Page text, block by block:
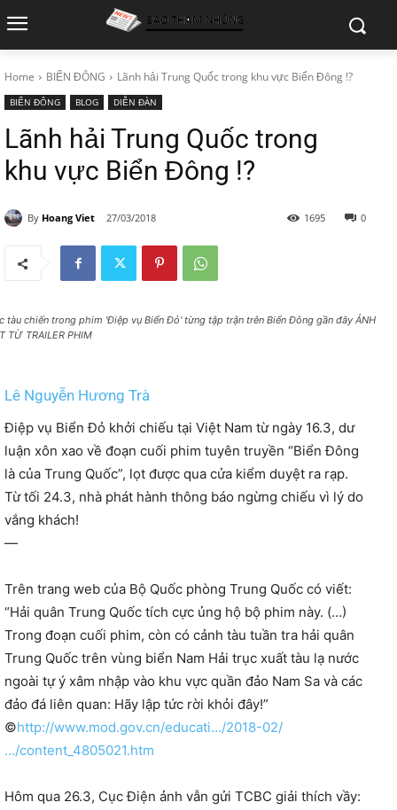
Home BIỂN ĐÔNG Lãnh hải Trung Quốc trong khu vực Biển Đông !?
BIỂN ĐÔNG BLOG DIỄN ĐÀN
Lãnh hải Trung Quốc trong
khu vực Biển Đông !?
By Hoang Viet 27/03/2018 0
1695
tàu chiến trong phim 'Điệp vụ Biển Đỏ' từng tập trận trên Biển Đông gần đây ẢNH
TỪ TRAILER PHIM
Lê Nguyễn Hương Trà
Điệp vụ Biển Đỏ khởi chiếu tại Việt Nam từ ngày 16.3, dư
luận xôn xao về đoạn cuối phim tuyên truyền “Biển Đông
là của Trung Quốc”, lọt được qua cửa kiểm duyệt ra rạp.
Từ tối 24.3, nhà phát hành thông báo ngừng chiếu vì lý do
vắng khách!
—
Trên trang web của Bộ Quốc phòng Trung Quốc có viết:
“Hải quân Trung Quốc tích cực ủng hộ bộ phim này. (…)
Trong đoạn cuối phim, còn có cảnh tàu tuần tra hải quân
Trung Quốc trên vùng biển Nam Hải trục xuất tàu lạ nước
ngoài tự ý xâm nhập vào khu vực quần đảo Nam Sa và các
đảo đá liên quan: Hãy lập tức rời khỏi đây!”
©http://www.mod.gov.cn/educati…/2018-02/
…/content_4805021.htm
Hôm qua 26.3, Cục Điện ảnh vẫn gửi TCBC giải thích vầy: